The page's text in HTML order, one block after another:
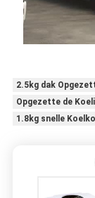
2.5kg dak
Opgezette de
1.8kg snelle